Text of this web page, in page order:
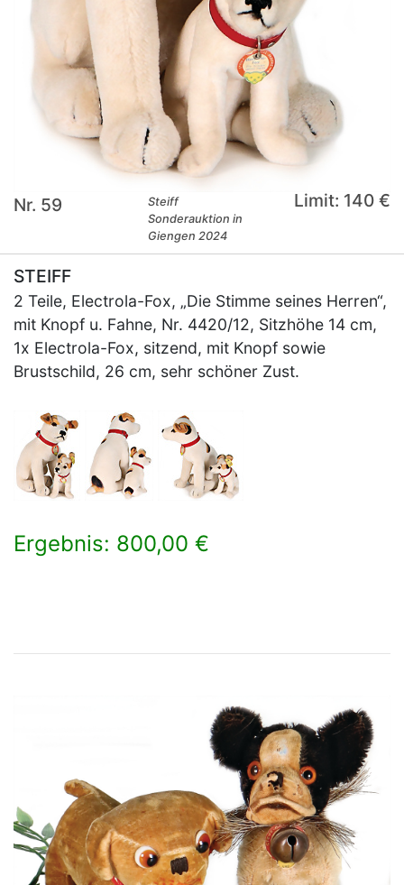
Nr. 59
Steiff
Sonderauktion in
Giengen 2024
Limit: 140 €
STEIFF
2 Teile, Electrola-Fox, „Die Stimme seines Herren“,
mit Knopf u. Fahne, Nr. 4420/12, Sitzhöhe 14 cm,
1x Electrola-Fox, sitzend, mit Knopf sowie
Brustschild, 26 cm, sehr schöner Zust.
Ergebnis: 800,00 €